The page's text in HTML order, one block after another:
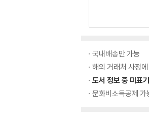
국내배송만 가능
해외 거래처 사정
도서 정보 중 미표
문화비소득공제 가